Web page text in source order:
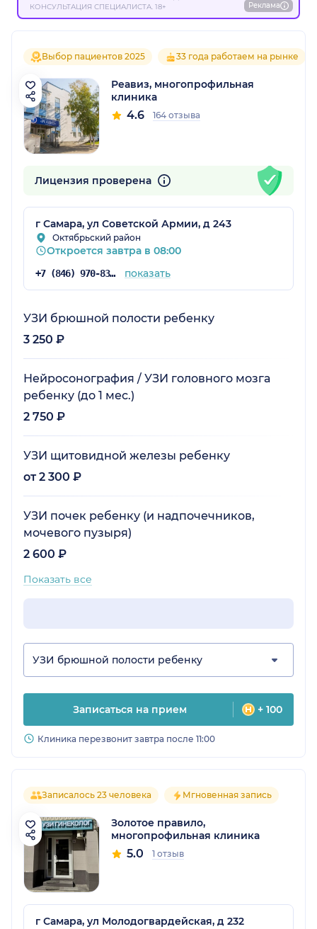
КОНСУЛЬТАЦИЯ СПЕЦИАЛИСТА. 18+
Реклама
Выбор пациентов 2025 33 года работаем на рынке
Реавиз, многопрофильная
клиника
4.6 164 отзыва
Лицензия проверена
г Самара, ул Советской Армии, д 243
Октябрьский район
Откроется завтра в 08:00
+7 (846) 970-83-16 показать
УЗИ брюшной полости ребенку
3 250 ₽
Нейросонография / УЗИ головного мозга
ребенку (до 1 мес.)
2 750 ₽
УЗИ щитовидной железы ребенку
от 2 300 ₽
УЗИ почек ребенку (и надпочечников,
мочевого пузыря)
2 600 ₽
Показать все
УЗИ брюшной полости ребенку
Записаться на прием + 100
Клиника перезвонит завтра после 11:00
Записалось 23 человека Мгновенная запись
Золотое правило,
многопрофильная клиника
5.0 1 отзыв
г Самара, ул Молодогвардейская, д 232